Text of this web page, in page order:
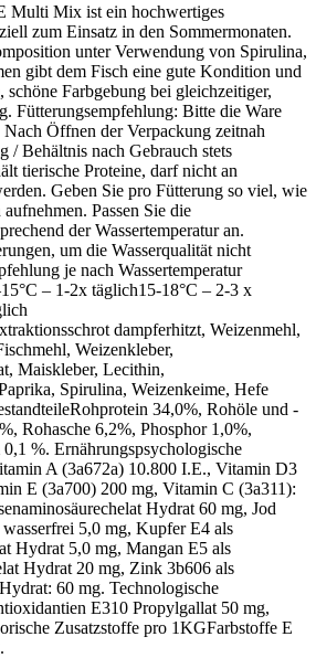
Multi Mix ist ein hochwertiges
zum Einsatz in den Sommermonaten.
unter Verwendung von Spirulina,
gibt dem Fisch eine gute Kondition und
schöne Farbgebung bei gleichzeitiger,
Fütterungsempfehlung: Bitte die Ware
Öffnen der Verpackung zeitnah
/ Behältnis nach Gebrauch stets
tierische Proteine, darf nicht an
Geben Sie pro Fütterung so viel, wie
Passen Sie die
der Wassertemperatur an.
um die Wasserqualität nicht
je nach Wassertemperatur
– 1-2x täglich15-18°C – 2-3 x
dampferhitzt, Weizenmehl,
Weizenkleber,
Maiskleber, Lecithin,
Spirulina, Weizenkeime, Hefe
34,0%, Rohöle und -
Rohasche 6,2%, Phosphor 1,0%,
%. Ernährungspsychologische
A (3a672a) 10.800 I.E., Vitamin D3
E (3a700) 200 mg, Vitamin C (3a311):
Hydrat 60 mg, Jod
5,0 mg, Kupfer E4 als
Hydrat 5,0 mg, Mangan E5 als
Hydrat 20 mg, Zink 3b606 als
60 mg. Technologische
E310 Propylgallat 50 mg,
Zusatzstoffe pro 1KGFarbstoffe E